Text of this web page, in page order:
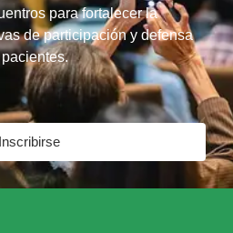
para fortalecer la
de participación y defensa
pacientes.
Inscribirse